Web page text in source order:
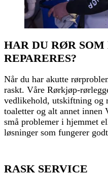
HAR DU RØR
REPARERES?
Når du har akutte
raskt. Våre Rørkjøp-
vedlikehold, utskiftning og
toaletter og alt annet
små problemer i hjemmet
løsninger som fungerer
RASK SERVICE